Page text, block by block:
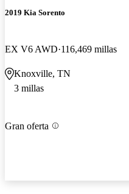
2019 Kia Sorento
EX V6 AWD 116,469 millas
Knoxville, TN
3 millas
Gran oferta